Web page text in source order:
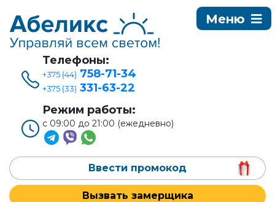
Телефоны:
+375 (44) 758-71-34
+375 (33) 331-63-22
Режим работы:
с 09:00 до 21:00 (ежедневно)
Ввести промокод
Вызвать замерщика